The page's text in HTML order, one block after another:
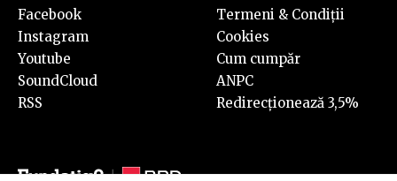
Facebook
Instagram
Youtube
SoundCloud
RSS
Termeni & Condiții
Cookies
Cum cumpăr
ANPC
Redirecționează 3,5%